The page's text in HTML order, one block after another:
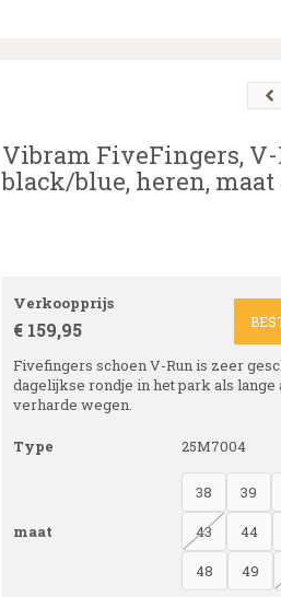
Vibram FiveFingers, V-
black/blue, heren, maat
Verkoopprijs
€ 159,95
Fivefingers schoen V-Run is zeer
dagelijkse rondje in het park als lange
verharde wegen.
Type 25M7004
maat
38 39
43
44
48
49